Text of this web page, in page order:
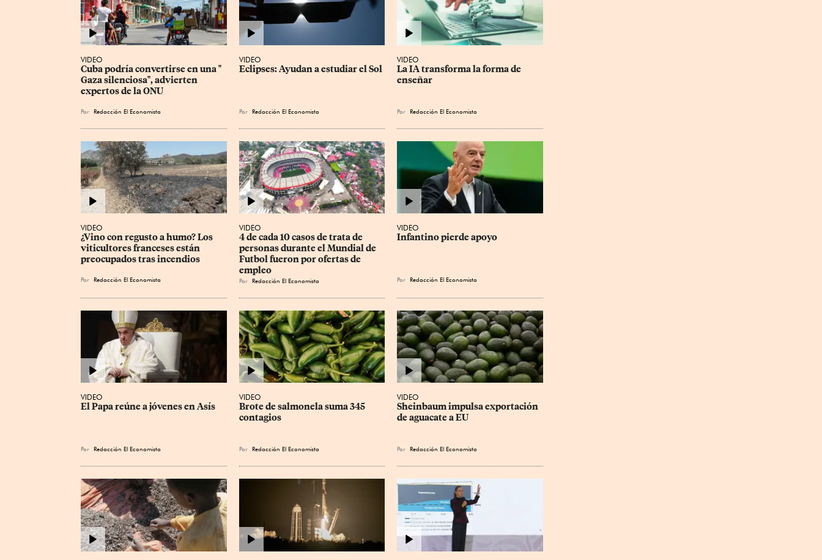
VIDEO
Cuba podría convertirse en una "
Gaza silenciosa", advierten
expertos de la ONU
Por Redacción El Economista
VIDEO
Eclipses: Ayudan a estudiar el Sol
Por Redacción El Economista
VIDEO
La IA transforma la forma de
enseñar
Por Redacción El Economista
VIDEO
¿Vino con regusto a humo? Los
viticultores franceses están
preocupados tras incendios
Por Redacción El Economista
VIDEO
4 de cada 10 casos de trata de
personas durante el Mundial de
Futbol fueron por ofertas de
empleo
Por Redacción El Economista
VIDEO
Infantino pierde apoyo
Por Redacción El Economista
VIDEO
El Papa reúne a jóvenes en Asís
Por Redacción El Economista
VIDEO
Brote de salmonela suma 345
contagios
Por Redacción El Economista
VIDEO
Sheinbaum impulsa exportación
de aguacate a EU
Por Redacción El Economista